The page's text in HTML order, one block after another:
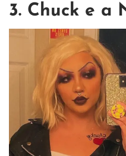
3. Chuck e a